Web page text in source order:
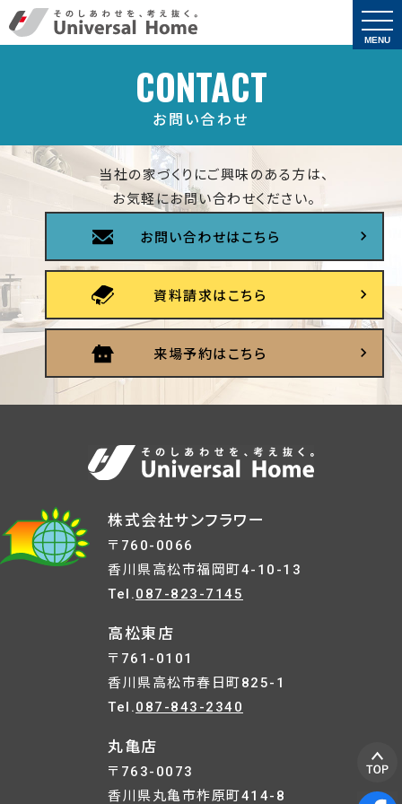
CONTACT
お問い合わせ
当社の家づくりにご興味のある方は、
お気軽にお問い合わせください。
お問い合わせはこちら
資料請求はこちら
来場予約はこちら
株式会社サンフラワー
〒760-0066
香川県高松市福岡町4-10-13
Tel.087-823-7145
高松東店
〒761-0101
香川県高松市春日町825-1
Tel.087-843-2340
丸亀店
〒763-0073
香川県丸亀市柞原町414-8
MENU